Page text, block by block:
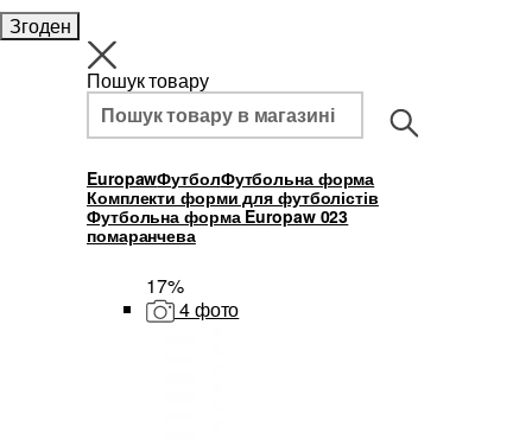
Згоден
Пошук товару
EuropawФутболФутбольна форма
Комплекти форми для футболістів
Футбольна форма Europaw 023
помаранчева
17%
4 фото